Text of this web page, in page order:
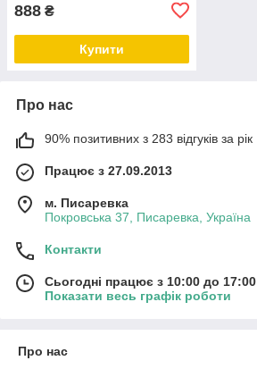
888 ₴
Купити
Про нас
90% позитивних з 283 відгуків за рік
Працює з 27.09.2013
м. Писаревка
Покровська 37, Писаревка, Україна
Контакти
Сьогодні працює з 10:00 до 17:00
Показати весь графік роботи
Про нас